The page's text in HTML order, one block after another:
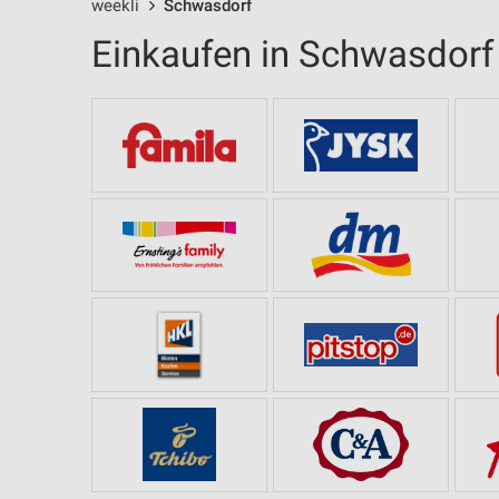
weekli Schwasdorf
Einkaufen in Schwasdorf